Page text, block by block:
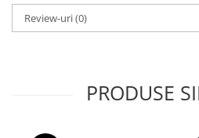
Cuburi si caramizi
Seturi de constructie
Produse curatare IT
Review-uri(0)
PRODUSE